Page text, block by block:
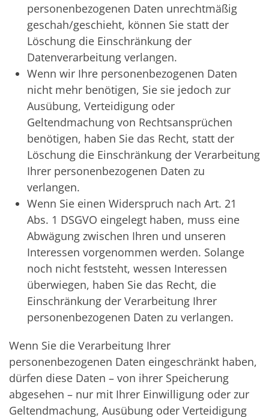
personenbezogenen Daten unrechtmäßig
geschah/geschieht, können Sie statt der
Löschung die Einschränkung der
Datenverarbeitung verlangen.
Wenn wir Ihre personenbezogenen Daten
nicht mehr benötigen, Sie sie jedoch zur
Ausübung, Verteidigung oder
Geltendmachung von Rechtsansprüchen
benötigen, haben Sie das Recht, statt der
Löschung die Einschränkung der Verarbeitung
Ihrer personenbezogenen Daten zu
verlangen.
Wenn Sie einen Widerspruch nach Art. 21
Abs. 1 DSGVO eingelegt haben, muss eine
Abwägung zwischen Ihren und unseren
Interessen vorgenommen werden. Solange
noch nicht feststeht, wessen Interessen
überwiegen, haben Sie das Recht, die
Einschränkung der Verarbeitung Ihrer
personenbezogenen Daten zu verlangen.
Wenn Sie die Verarbeitung Ihrer
personenbezogenen Daten eingeschränkt haben,
dürfen diese Daten – von ihrer Speicherung
abgesehen – nur mit Ihrer Einwilligung oder zur
Geltendmachung, Ausübung oder Verteidigung